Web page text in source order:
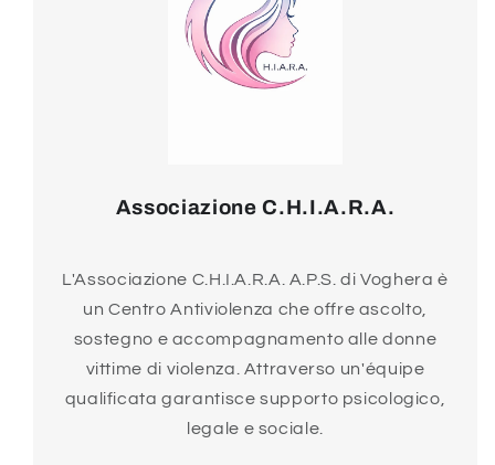
Associazione C.H.I.A.R.A.
L'Associazione C.H.I.A.R.A. A.P.S. di Voghera è
un Centro Antiviolenza che offre ascolto,
sostegno e accompagnamento alle donne
vittime di violenza. Attraverso un'équipe
qualificata garantisce supporto psicologico,
legale e sociale.